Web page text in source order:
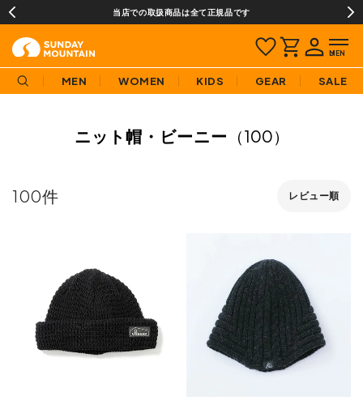
当店での取扱商品は全て正規品です
MEN WOMEN KIDS GEAR SALE
ニット帽・ビーニー （100）
レビュー順
100